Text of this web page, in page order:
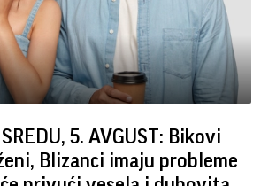
SREDU, 5. AVGUST: Bikovi
Blizanci imaju probleme